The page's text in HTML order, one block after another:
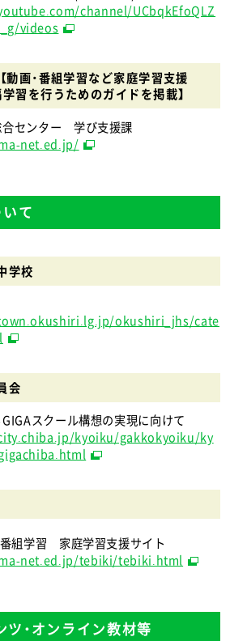
channel/UCbqkEfoQLZ
videos
動画・番組学習など家庭学習支援
学習を行うためのガイドを掲載】
合センター 学び支援課
net.ed.jp/
て
学校
okushiri_jhs/cate
会
スクール構想の実現に向けて
kyoiku/gakkokyoiku/ky
番組学習 家庭学習支援サイト
net.ed.jp/tebiki/tebiki.html
ツ・オンライン教材等